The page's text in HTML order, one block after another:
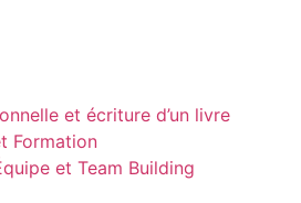
et écriture d’un livre
Formation
et Team Building